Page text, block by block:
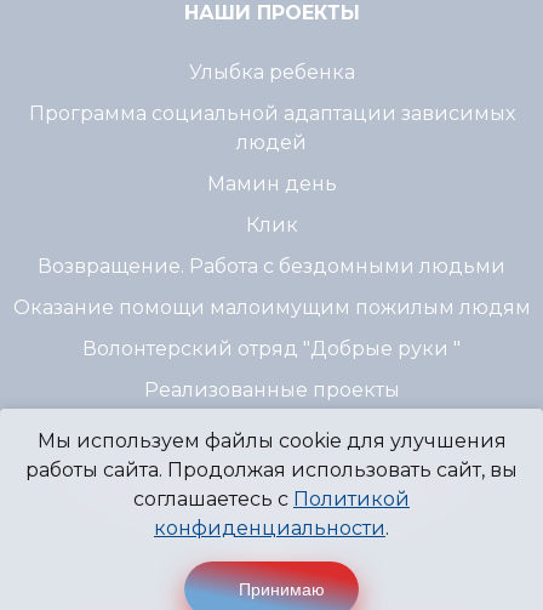
НАШИ ПРОЕКТЫ
Улыбка ребенка
Программа социальной адаптации зависимых
людей
Мамин день
Клик
Возвращение. Работа с бездомными людьми
Оказание помощи малоимущим пожилым людям
Волонтерский отряд "Добрые руки "
Реализованные проекты
© 2007 - 2026 Благотворительный Фонд
"Источник Надежды" г. Пермь
Мы используем файлы cookie для улучшения
работы сайта. Продолжая использовать сайт, вы
соглашаетесь с Политикой
конфиденциальности.
Принимаю